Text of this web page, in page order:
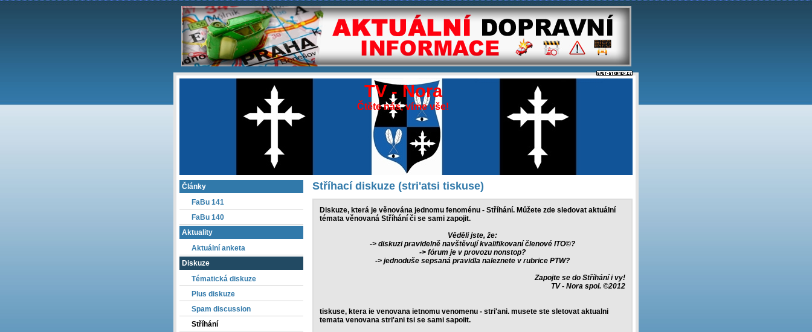
TV - Nora
Čtěte nás, víme vše!
Stříhací diskuze (stri'atsi tiskuse)
Diskuze, která je věnována jednomu fenoménu - Stříhání. Můžete zde sledovat aktuální
témata věnovaná Stříhání či se sami zapojit.
Věděli jste, že:
-> diskuzi pravidelně navštěvují kvalifikovaní členové ITO©?
-> fórum je v provozu nonstop?
-> jednoduše sepsaná pravidla naleznete v rubrice PTW?
Zapojte se do Stříhání i vy!
TV - Nora spol. ©2012
tiskuse, ktera ie venovana ietnomu venomenu - stri'ani. musete ste sletovat aktualni
temata venovana stri'ani tsi se sami sapoiit.
Články
FaBu 141
FaBu 140
Aktuality
Aktuální anketa
Diskuze
Tématická diskuze
Plus diskuze
Spam discussion
Stříhání